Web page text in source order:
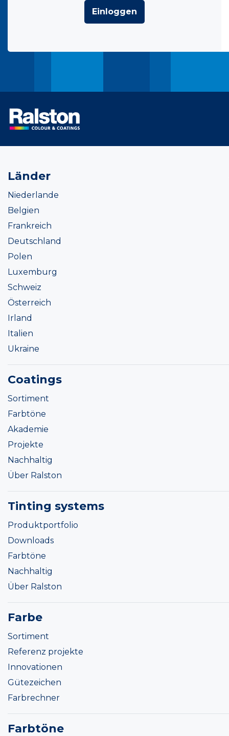
Einloggen
Länder
Niederlande
Belgien
Frankreich
Deutschland
Polen
Luxemburg
Schweiz
Österreich
Irland
Italien
Ukraine
Coatings
Sortiment
Farbtöne
Akademie
Projekte
Nachhaltig
Über Ralston
Tinting systems
Produktportfolio
Downloads
Farbtöne
Nachhaltig
Über Ralston
Farbe
Sortiment
Referenz projekte
Innovationen
Gütezeichen
Farbrechner
Farbtöne